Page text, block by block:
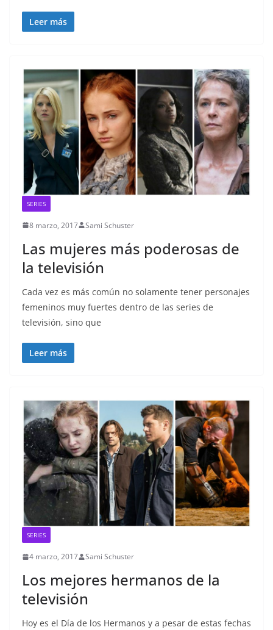
Leer más
SERIES
8 marzo, 2017 Sami Schuster
Las mujeres más poderosas de
la televisión
Cada vez es más común no solamente tener personajes
femeninos muy fuertes dentro de las series de
televisión, sino que
Leer más
SERIES
4 marzo, 2017 Sami Schuster
Los mejores hermanos de la
televisión
Hoy es el Día de los Hermanos y a pesar de estas fechas